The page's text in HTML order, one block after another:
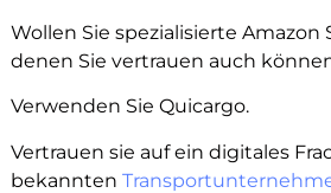
Wollen Sie spezialisierte
denen Sie vertrauen auch
Verwenden Sie Quicargo.
Vertrauen sie auf ein digitales
bekannten